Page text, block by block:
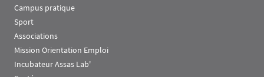
Campus pratique
Sport
Associations
Mission Orientation Emploi
Incubateur Assas Lab'